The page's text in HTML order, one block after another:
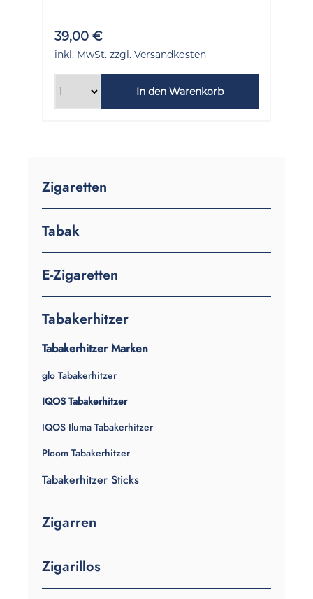
Zigaretten
Tabak
E-Zigaretten
Tabakerhitzer
Tabakerhitzer Marken
glo Tabakerhitzer
IQOS Tabakerhitzer
IQOS Iluma Tabakerhitzer
Ploom Tabakerhitzer
Tabakerhitzer Sticks
Zigarren
Zigarillos
39,00 €
inkl. MwSt. zzgl. Versandkosten
In den Warenkorb